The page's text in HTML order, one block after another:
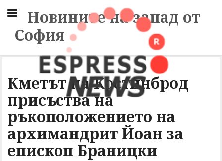
Новините на запад от
София
Кметът на Костинброд
присъства на
ръкоположението на
архимандрит Йоан за
епископ Браницки